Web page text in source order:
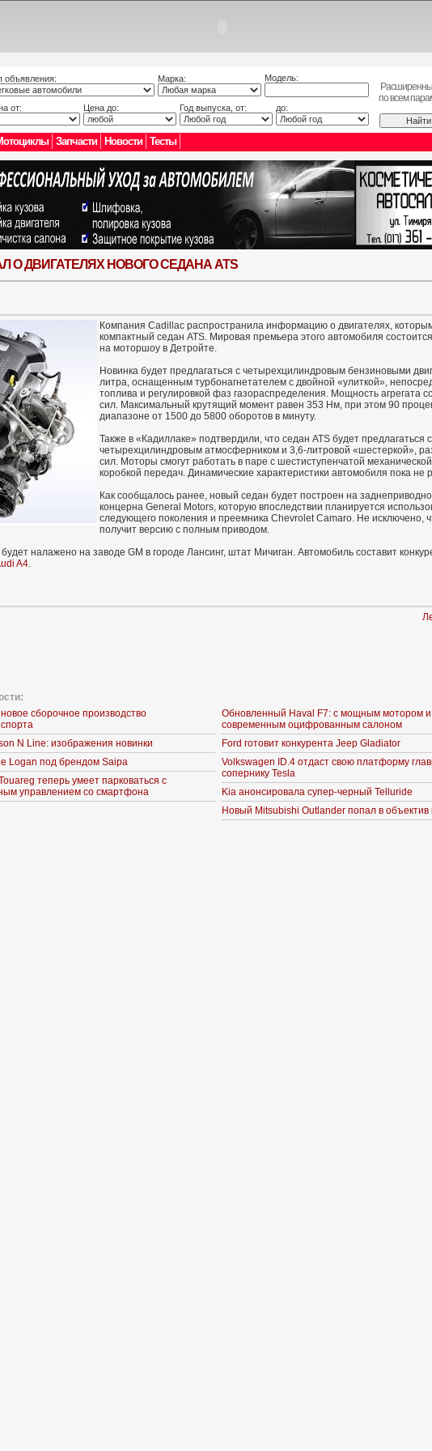
объявления: Марка: Модель:
по всем
от: Цена до: Год выпуска, от: до:
Запчасти Новости Тесты
О ДВИГАТЕЛЯХ НОВОГО СЕДАНА ATS
Компания Cadillac распространила информацию о двигателях,
компактный седан ATS. Мировая премьера этого автомобиля
на моторшоу в Детройте.
Новинка будет предлагаться с четырехцилиндровым бензиновыми
литра, оснащенным турбонагнетателем с двойной «улиткой»,
топлива и регулировкой фаз газораспределения. Мощность агрегата
сил. Максимальный крутящий момент равен 353 Нм, при этом 90
диапазоне от 1500 до 5800 оборотов в минуту.
Также в «Кадиллаке» подтвердили, что седан ATS будет предлагаться
четырехцилиндровым атмосферником и 3,6-литровой «шестеркой»,
сил. Моторы смогут работать в паре с шестиступенчатой
коробкой передач. Динамические характеристики автомобиля пока не
Как сообщалось ранее, новый седан будет построен на
концерна General Motors, которую впоследствии планируется
следующего поколения и преемника Chevrolet Camaro. Не исключено,
получит версию с полным приводом.
налажено на заводе GM в городе Лансинг, штат Мичиган. Автомобиль составит
A4.
сборочное производство
N Line: изображения новинки
Logan под брендом Saipa
теперь умеет парковаться с
управлением со смартфона
Обновленный Haval F7: с мощным мотором и
современным оцифрованным салоном
Ford готовит конкурента Jeep Gladiator
Volkswagen ID.4 отдаст свою платформу
сопернику Tesla
Kia анонсировала супер-черный Telluride
Новый Mitsubishi Outlander попал в